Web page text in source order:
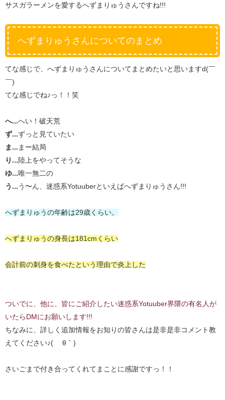
サスガラーメンを愛するへずまりゅうさんですね!!!
へずまりゅうさんについてのまとめ
てな感じで、へずまりゅうさんについてまとめたいと思いますd(￣
￣)
てな感じでね♪っ！！笑
へ...へい！破天荒
ず...ずっと見ていたい
ま... まー結局
り... 陸上をやってそうな
ゆ...唯一無二の
う... う〜ん、迷惑系Yotuuberといえばへずまりゅうさん!!!
へずまりゅうの年齢は29歳くらい。
へずまりゅうの身長は181cmくらい
会計前の刺身を食べたという理由で炎上した
ついでに、他に、皆にご紹介したい迷惑系Yotuuber界隈の有名人が
いたらDMにお願いします!!!
ちなみに、詳しく追加情報をお知りの皆さんは是非是非コメント教
えてください♪( ´θ｀)
さいごまで付き合ってくれてまことに感謝ですっ！！